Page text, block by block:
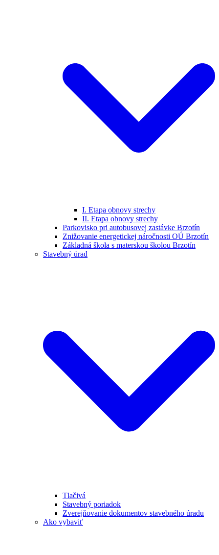
I. Etapa obnovy strechy
II. Etapa obnovy strechy
Parkovisko pri autobusovej zastávke Brzotín
Znižovanie energetickej náročnosti OÚ Brzotín
Základná škola s materskou školou Brzotín
Stavebný úrad
Tlačivá
Stavebný poriadok
Zverejňovanie dokumentov stavebného úradu
Ako vybaviť